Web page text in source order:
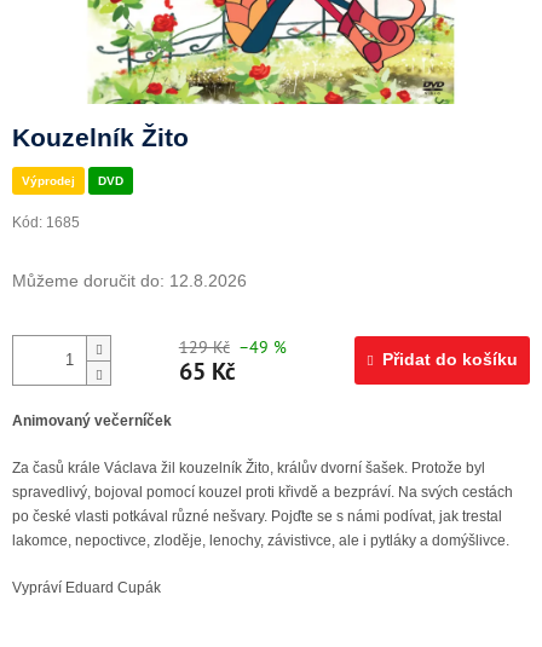
Doprava a platba
Kouzelník Žito
Výprodej DVD
Kód: 1685
Můžeme doručit do: 12.8.2026
129 Kč –49 %
65 Kč Přidat do košíku
Animovaný večerníček
Za časů krále Václava žil kouzelník Žito, králův dvorní šašek. Protože byl
spravedlivý, bojoval pomocí kouzel proti křivdě a bezpráví. Na svých cestách
po české vlasti potkával různé nešvary. Pojďte se s námi podívat, jak trestal
lakomce, nepoctivce, zloděje, lenochy, závistivce, ale i pytláky a domýšlivce.
Vypráví Eduard Cupák